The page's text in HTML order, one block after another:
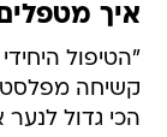
איך
"הטיפול
קשיחה
הכי גדול